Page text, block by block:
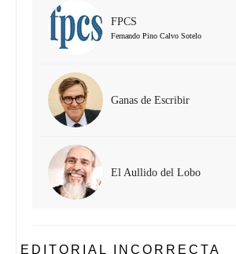
FPCS
Fernando Pino Calvo Sotelo
Ganas de Escribir
El Aullido del Lobo
EDITORIAL INCORRECTA